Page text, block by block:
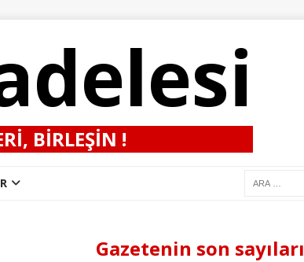
BIRLEŞIN !
Gazetenin son sayıları